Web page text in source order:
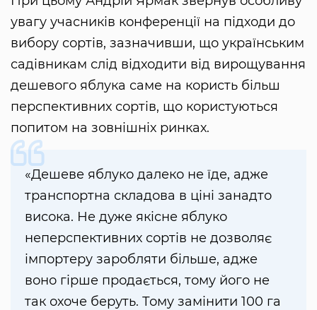
увагу учасників конференції на підходи до
вибору сортів, зазначивши, що українським
садівникам слід відходити від вирощування
дешевого яблука саме на користь більш
перспективних сортів, що користуються
попитом на зовнішніх ринках.
«Дешеве яблуко далеко не їде, адже
транспортна складова в ціні занадто
висока. Не дуже якісне яблуко
неперспективних сортів не дозволяє
імпортеру заробляти більше, адже
воно гірше продається, тому його не
так охоче беруть. Тому замінити 100 га